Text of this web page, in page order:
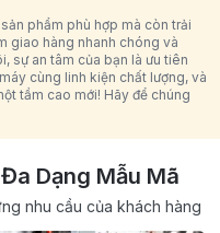
phẩm phù hợp mà còn trải
giao hàng nhanh chóng và
sự an tâm của bạn là ưu tiên
cùng linh kiện chất lượng, và
tầm cao mới! Hãy để chúng
Dạng Mẫu Mã
nhu cầu của khách hàng